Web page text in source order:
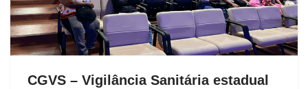
CGVS – Vigilância Sanitária estadual